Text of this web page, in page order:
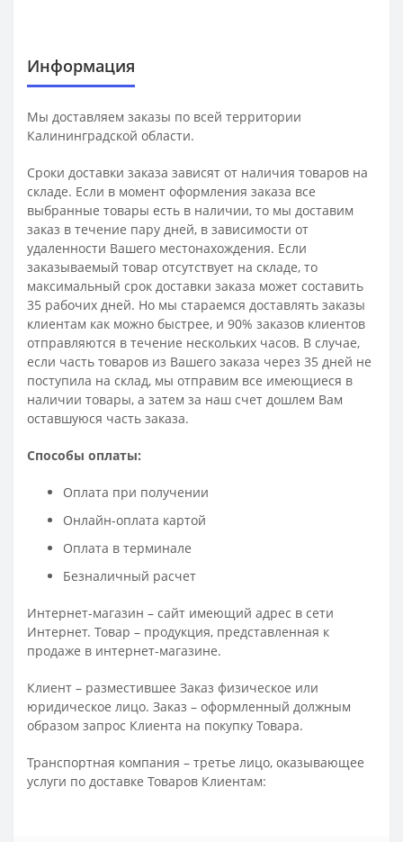
Информация
Мы доставляем заказы по всей территории
Калининградской области.
Сроки доставки заказа зависят от наличия товаров на
складе. Если в момент оформления заказа все
выбранные товары есть в наличии, то мы доставим
заказ в течение пару дней, в зависимости от
удаленности Вашего местонахождения. Если
заказываемый товар отсутствует на складе, то
максимальный срок доставки заказа может составить
35 рабочих дней. Но мы стараемся доставлять заказы
клиентам как можно быстрее, и 90% заказов клиентов
отправляются в течение нескольких часов. В случае,
если часть товаров из Вашего заказа через 35 дней не
поступила на склад, мы отправим все имеющиеся в
наличии товары, а затем за наш счет дошлем Вам
оставшуюся часть заказа.
Способы оплаты:
Оплата при получении
Онлайн-оплата картой
Оплата в терминале
Безналичный расчет
Интернет-магазин – сайт имеющий адрес в сети
Интернет. Товар – продукция, представленная к
продаже в интернет-магазине.
Клиент – разместившее Заказ физическое или
юридическое лицо. Заказ – оформленный должным
образом запрос Клиента на покупку Товара.
Транспортная компания – третье лицо, оказывающее
услуги по доставке Товаров Клиентам: